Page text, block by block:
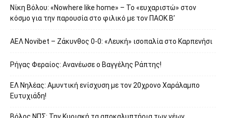
Νίκη Βόλου: «Nowhere like home» – Το «ευχαριστώ» στον
κόσμο για την παρουσία στο φιλικό με τον ΠΑΟΚ Β’
ΑΕΛ Novibet – Ζάκυνθος 0-0: «Λευκή» ισοπαλία στο Καρπενήσι
Ρήγας Φεραίος: Ανανέωσε ο Βαγγέλης Ράπτης!
ΕΛ Νηλέας: Αμυντική ενίσχυση με τον 20χρονο Χαράλαμπο
Ευτυχιάδη!
Βόλος ΝΠΣ: Την Κυριακή τα αποκαλυπτήρια των νέων